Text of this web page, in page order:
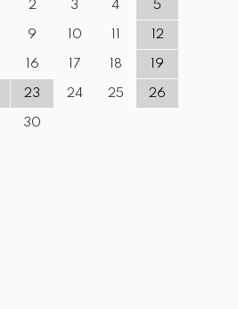
2 3 4 5
9 10 12
16 17 18 19
23 24 25 26
30